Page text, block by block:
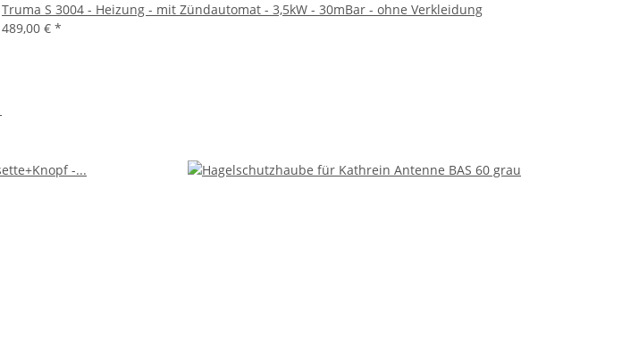
Truma S 3004 - Heizung - mit Zündautomat - 3,5kW - 30mBar - ohne Verkleidung
489,00 € *